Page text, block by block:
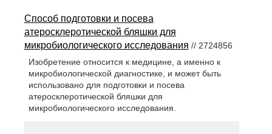
Способ подготовки и посева
атеросклеротической бляшки для
микробиологического исследования // 2724856
Изобретение относится к медицине, а именно к
микробиологической диагностике, и может быть
использовано для подготовки и посева
атеросклеротической бляшки для
микробиологического исследования.